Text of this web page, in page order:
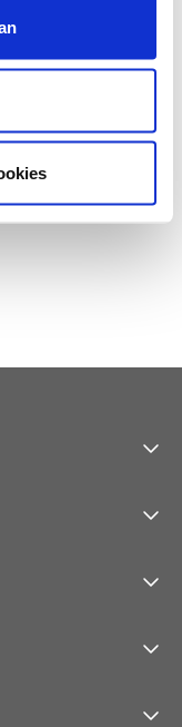
de lichtinval
check-up